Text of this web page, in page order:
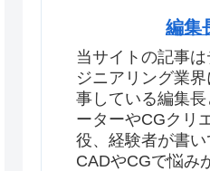
編集
当サイトの記事
ジニアリング業
事している編集
ーターやCGクリ
役、経験者が書い
CADやCGで悩み